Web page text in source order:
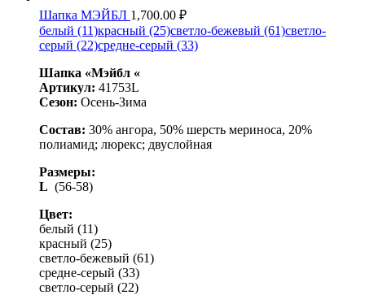
Шапка МЭЙБЛ 1,700.00 ₽
белый (11)красный (25)светло-бежевый (61)светло-
серый (22)средне-серый (33)
Шапка «Мэйбл «
Артикул: 41753L
Сезон: Осень-Зима
Состав: 30% ангора, 50% шерсть мериноса, 20%
полиамид; люрекс; двуслойная
Размеры:
L (56-58)
Цвет:
белый (11)
красный (25)
светло-бежевый (61)
средне-серый (33)
светло-серый (22)